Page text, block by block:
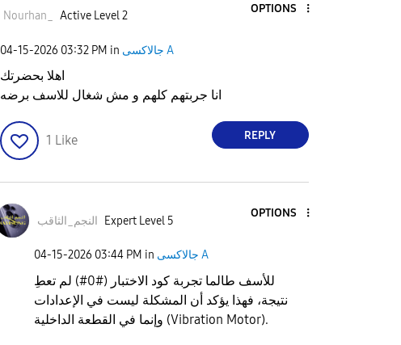
Nourhan_ Active Level 2
OPTIONS
‎04-15-2026 03:32 PM in جالاكسى A
اهلا بحضرتك
انا جربتهم كلهم و مش شغال للاسف برضه
1 Like REPLY
النجم_الثاقب Expert Level 5
OPTIONS
‎04-15-2026 03:44 PM in جالاكسى A
للأسف طالما تجربة كود الاختبار (#0#) لم تعطِ
نتيجة، فهذا يؤكد أن المشكلة ليست في الإعدادات
وإنما في القطعة الداخلية (Vibration Motor).